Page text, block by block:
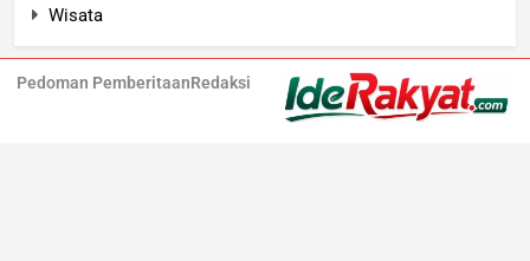
Wisata
Pedoman PemberitaanRedaksi